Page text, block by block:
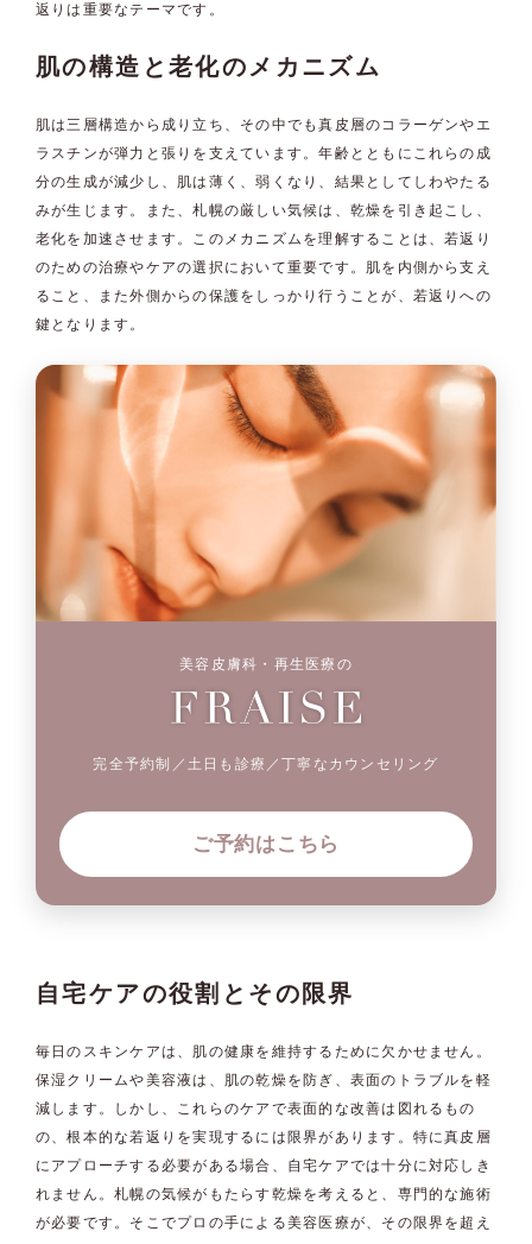
返りは重要なテーマです。
肌の構造と老化のメカニズム
肌は三層構造から成り立ち、その中でも真皮層のコラーゲンやエ
ラスチンが弾力と張りを支えています。年齢とともにこれらの成
分の生成が減少し、肌は薄く、弱くなり、結果としてしわやたる
みが生じます。また、札幌の厳しい気候は、乾燥を引き起こし、
老化を加速させます。このメカニズムを理解することは、若返り
のための治療やケアの選択において重要です。肌を内側から支え
ること、また外側からの保護をしっかり行うことが、若返りへの
鍵となります。
美容皮膚科・再生医療の
完全予約制／土日も診療／丁寧なカウンセリング
ご予約はこちら
自宅ケアの役割とその限界
毎日のスキンケアは、肌の健康を維持するために欠かせません。
保湿クリームや美容液は、肌の乾燥を防ぎ、表面のトラブルを軽
減します。しかし、これらのケアで表面的な改善は図れるもの
の、根本的な若返りを実現するには限界があります。特に真皮層
にアプローチする必要がある場合、自宅ケアでは十分に対応しき
れません。札幌の気候がもたらす乾燥を考えると、専門的な施術
が必要です。そこでプロの手による美容医療が、その限界を超え